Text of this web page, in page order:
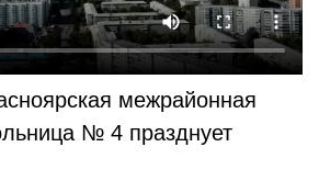
межрайонная
№ 4 празднует